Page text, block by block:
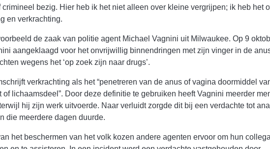
crimineel bezig. Hier heb ik het niet alleen over kleine vergrijpen; ik heb het
en verkrachting.
de zaak van politie agent Michael Vagnini uit Milwaukee. Op 9
aangeklaagd voor het onvrijwillig binnendringen met zijn vinger in de
wegens het ‘op zoek zijn naar drugs’.
verkrachting als het “penetreren van de anus of vagina doormiddel
of lichaamsdeel”. Door deze definitie te gebruiken heeft Vagnini meerder
hij zijn werk uitvoerde. Naar verluidt zorgde dit bij een verdachte tot
die meerdere dagen duurde.
het beschermen van het volk kozen andere agenten ervoor om hun